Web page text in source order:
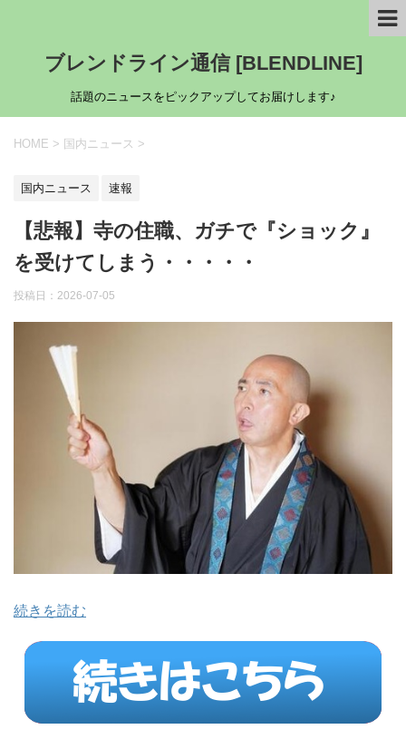
ブレンドライン通信 [BLENDLINE]
話題のニュースをピックアップしてお届けします♪
HOME > 国内ニュース >
国内ニュース 速報
【悲報】寺の住職、ガチで『ショック』
を受けてしまう・・・・・
投稿日： 2026-07-05
続きを読む